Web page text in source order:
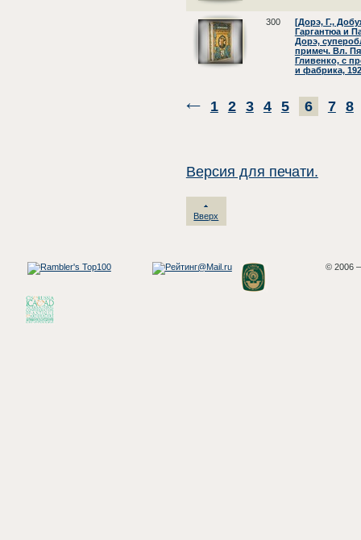
300
[Дорэ, Г.,
Гаргантюа и
Дорэ,
примеч. Вл.
Гливенко, с
и фабрика,
1 2 3 4 5 6 7 8
Версия для печати.
Вверх
© 2006